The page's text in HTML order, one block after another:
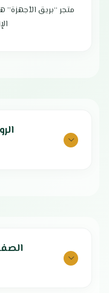
وظيفة التشخيص الذاتي
متجر “بريق